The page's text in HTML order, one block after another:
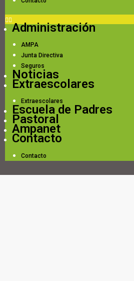
Administración
AMPA
Junta Directiva
Seguros
Noticias
Extraescolares
Extraescolares
Escuela de Padres
Pastoral
Ampanet
Contacto
Contacto